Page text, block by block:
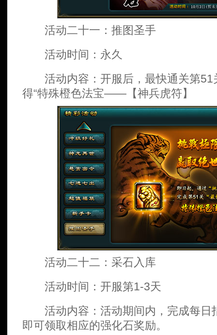
活动二十一：推图圣手
活动时间：永久
活动内容：开服后，最快通关第51
得“特殊橙色法宝——【神兵虎符】
活动二十二：采石入库
活动时间：开服第1-3天
活动内容：活动期间内，完成每日
即可领取相应的强化石奖励。